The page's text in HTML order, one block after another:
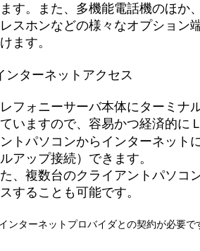
す。また、多機能電話機のほか
スホンなどの様々なオプション
ます。
ターネットアクセス
フォニーサーバ本体にターミナ
いますので、容易かつ経済的に
トパソコンからインターネット
アップ接続）できます。
、複数台のクライアントパソコ
することも可能です。
ンターネットプロバイダとの契約が必要で